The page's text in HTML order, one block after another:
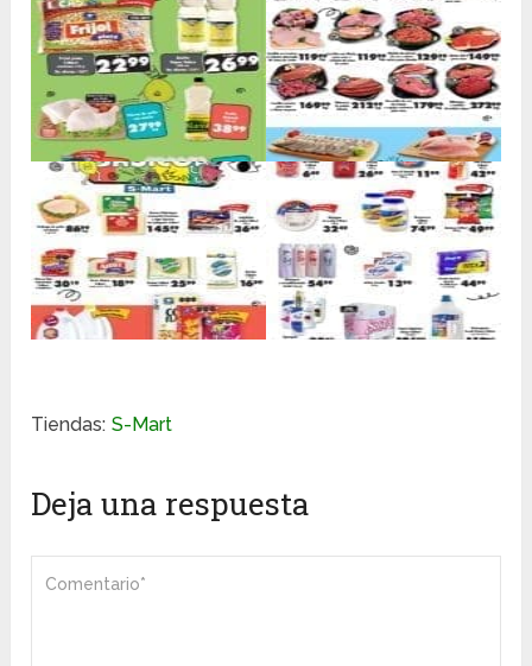
Tiendas: S-Mart
Deja una respuesta